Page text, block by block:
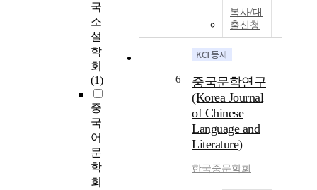
국
소
설
학
회
(1)
중
국
어
문
학
회
복사/대
출신청
6
중국문학연구
(Korea Journal
of Chinese
Language and
Literature)
한국중문학회